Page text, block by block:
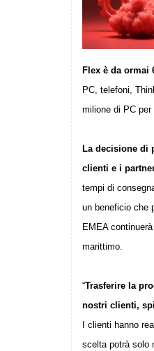
Flex è da ormai
PC, telefoni,
milione di PC
La decisione di
clienti e i
tempi di
un beneficio che
EMEA
marittimo.
“Trasferire la
nostri clienti,
I clienti hanno
scelta potrà solo